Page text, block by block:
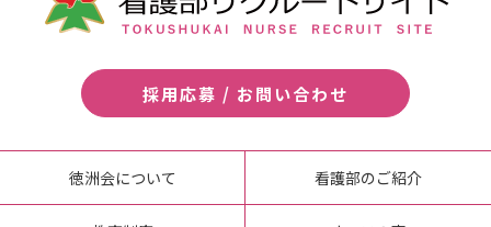
採用応募 / お問い合わせ
徳洲会について 看護部のご紹介